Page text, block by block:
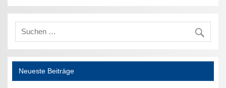
Neueste Beiträge